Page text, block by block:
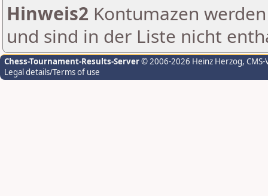
Hinweis2 Kontumazen
und sind in der Liste nicht
Chess-Tournament-Results-Server© 2006-2026 Heinz Herzog,
Legal details/Terms of use